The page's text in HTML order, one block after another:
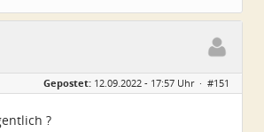
Gepostet: 12.09.2022 - 17:57 Uhr · #151
?